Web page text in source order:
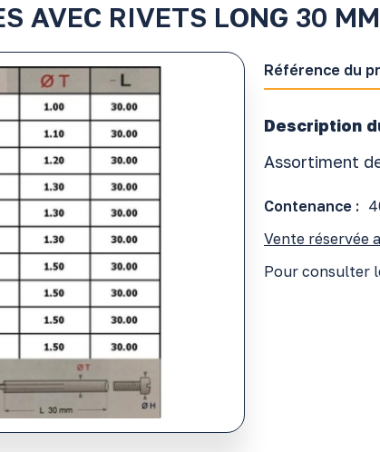
AVEC RIVETS LONG 30 MM
Référence du
Description
Assortiment
Contenance :
Vente réservée
Pour consulter